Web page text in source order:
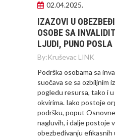
02.04.2025.
IZAZOVI U
OSOBE SA
LJUDI, PUNO POSLA
By:Kruševac LINK
Podrška osobama sa
suočava se sa ozbiljnim
pogledu resursa, tako i
okvirima. Iako postoje
podršku, poput
nagluvih, i dalje postoje
obezbeđivanju efikasnih